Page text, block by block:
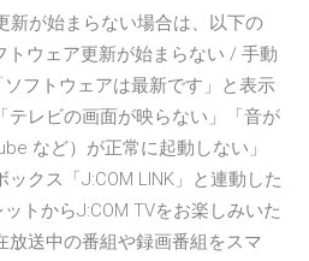
新が始まらない場合は、以下の
トウェア更新が始まらない / 手動
フトウェアは最新です」と表示
テレビの画面が映らない」「音が
など）が正常に起動しない」
ックス「J:COM LINK」と連動した
トからJ:COM TVをお楽しみいた
放送中の番組や録画番組をスマ